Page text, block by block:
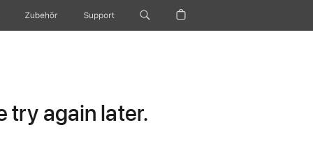
Zubehör Support
try again later.